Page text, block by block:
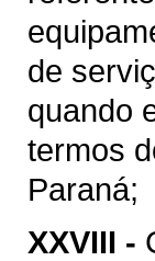
de
quando
termos
Paraná;
XXVIII -